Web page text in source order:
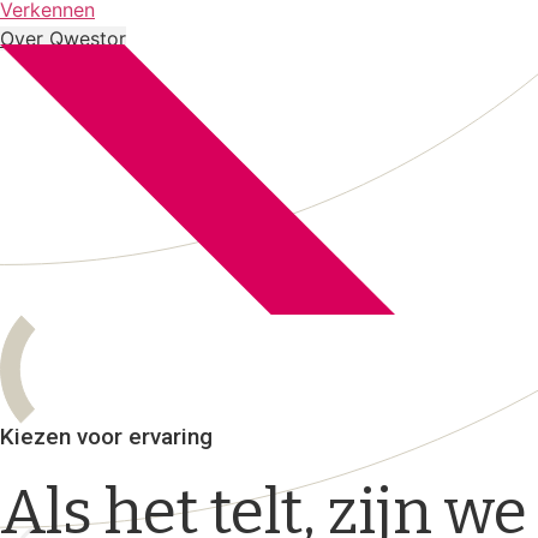
Verkennen
Over Qwestor
Kiezen voor ervaring
Als het telt, zijn